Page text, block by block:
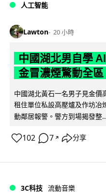
人工智能
Lawton 20 小時
中國湖北男自學
金冒濃煙驚動全區
中國湖北黃石一名男子見金
租住單位私設高壓爐及作坊冶
動鄰居報警。警方到場揭發整
102 7 ↗ 分享
3C科技 流動音樂